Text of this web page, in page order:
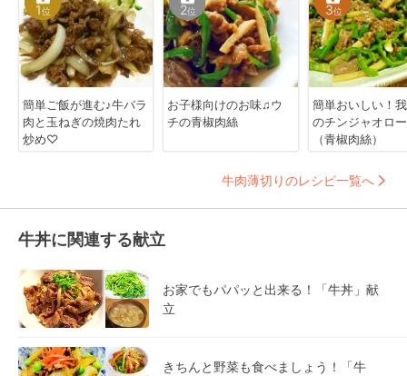
1位
簡単ご飯が進む♪牛バラ
肉と玉ねぎの焼肉たれ
炒め♡
2位
お子様向けのお味♫ウ
チの青椒肉絲
3位
簡単おいしい！
のチンジャオロ
（青椒肉絲）
牛肉薄切りのレシピ一覧へ
牛丼に関連する献立
お家でもパパッと出来る！「牛丼」献
立
きちんと野菜も食べましょう！「牛